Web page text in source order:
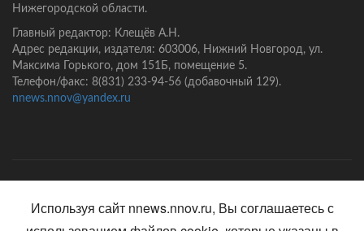
Нижегородской области.
Главный редактор: Клещёв А.Н.
Адрес редакции, издателя: 603006, Нижний Новгород, ул.
Максима Горького, дом 151Б, помещение 5.
Телефон/факс: 8(831) 233-94-56 (добавочный 129).
nnews.nnov@yandex.ru
Используя сайт nnews.nnov.ru, Вы соглашаетесь с